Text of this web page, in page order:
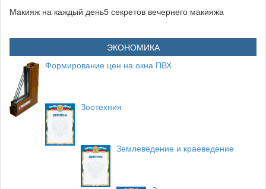
Макияж на каждый день5 секретов вечернего макияжа
ЭКОНОМИКА
Формирование цен на окна ПВХ
Зоотехния
Землеведение и краеведение